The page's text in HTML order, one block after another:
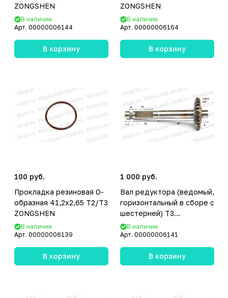
ZONGSHEN
В наличии
Арт. 00000006144
В корзину
ZONGSHEN
В наличии
Арт. 00000006164
В корзину
100 руб.
Прокладка резиновая О-
образная 41,2х2,65 T2/T3
ZONGSHEN
В наличии
Арт. 00000006139
В корзину
1 000 руб.
Вал редуктора (ведомый,
горизонтальный в сборе с
шестерней) T3
ZONGSHEN
В наличии
Арт. 00000006141
В корзину